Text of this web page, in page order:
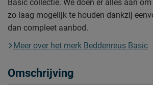
Basic collectie. We doen er alles aan
zo laag mogelijk te houden dankzij
dan compleet aanbod.
Meer over het merk Beddenreus Basic
Omschrijving